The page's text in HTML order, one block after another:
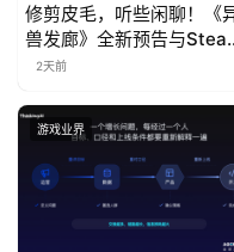
修剪皮毛，听些闲聊！《
兽发廊》全新预告与
免费试玩公开
2天前
游戏业界